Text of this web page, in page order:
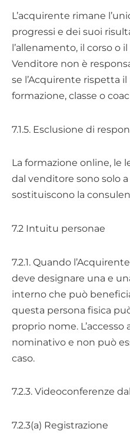
L’acquirente rimane
progressi e dei suoi
l’allenamento, il corso o
Venditore non è
se l’Acquirente rispetta
formazione, classe o
7.1.5. Esclusione di
La formazione online, le
dal venditore sono solo
sostituiscono la
7.2 Intuitu personae
7.2.1. Quando
deve designare una e
interno che può
questa persona fisica
proprio nome.
nominativo e non può
caso.
7.2.3. Videoconferenze
7.2.3(a) Registrazione